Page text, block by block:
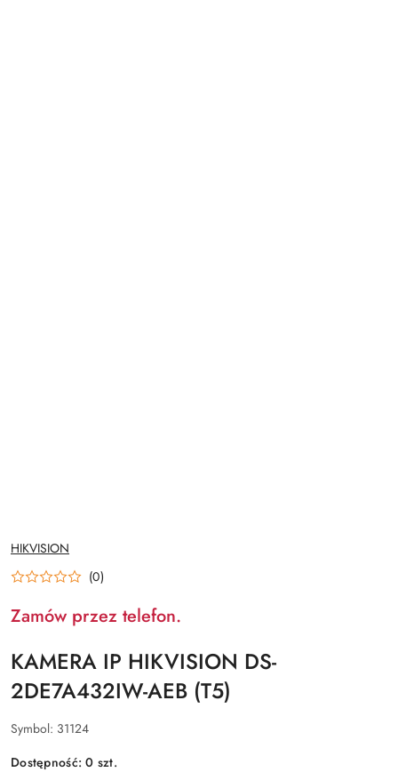
NAZWA
PRODUCENTA:
HIKVISION
(0)
Zamów przez telefon.
KAMERA IP HIKVISION DS-
2DE7A432IW-AEB (T5)
Symbol: 31124
Dostępność:0 szt.